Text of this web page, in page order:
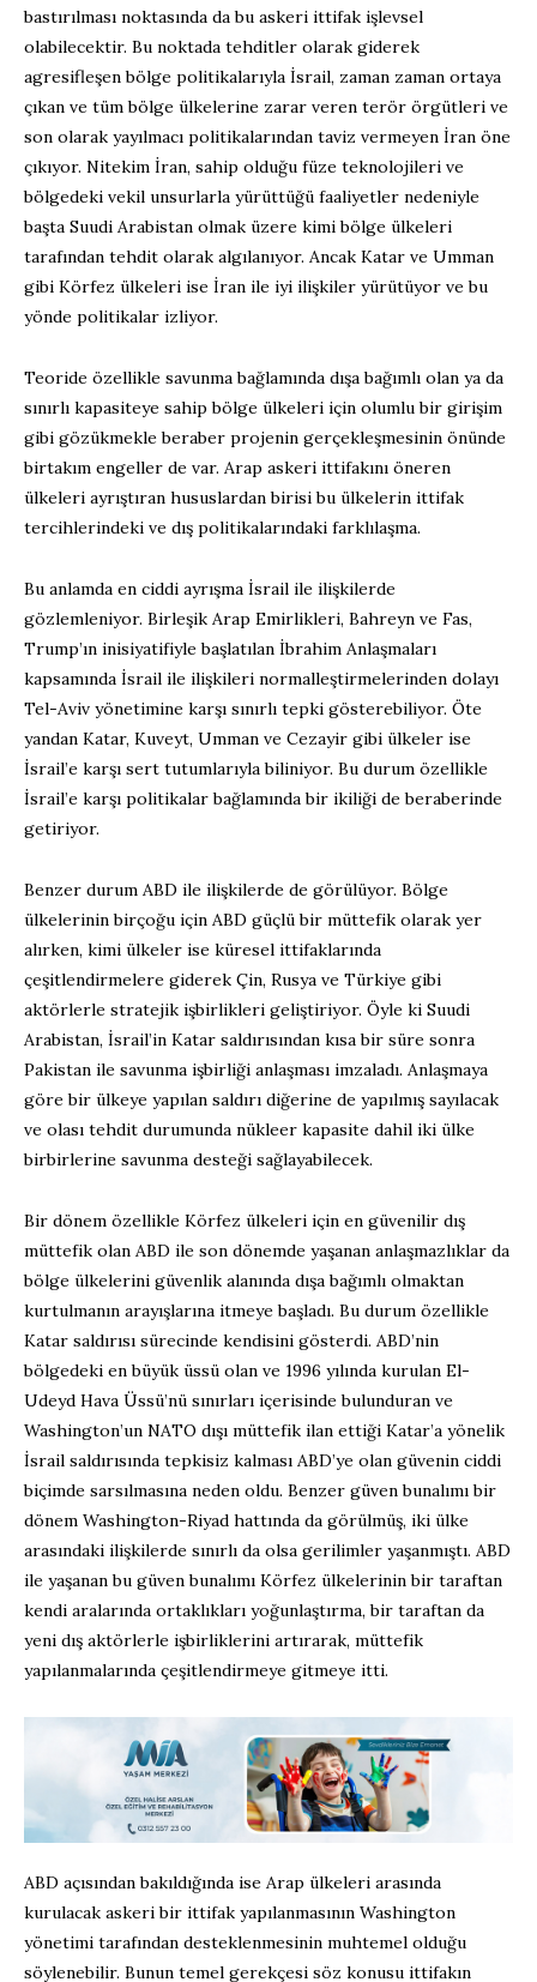
bastırılması noktasında da bu askeri ittifak işlevsel
olabilecektir. Bu noktada tehditler olarak giderek
agresifleşen bölge politikalarıyla İsrail, zaman zaman ortaya
çıkan ve tüm bölge ülkelerine zarar veren terör örgütleri ve
son olarak yayılmacı politikalarından taviz vermeyen İran öne
çıkıyor. Nitekim İran, sahip olduğu füze teknolojileri ve
bölgedeki vekil unsurlarla yürüttüğü faaliyetler nedeniyle
başta Suudi Arabistan olmak üzere kimi bölge ülkeleri
tarafından tehdit olarak algılanıyor. Ancak Katar ve Umman
gibi Körfez ülkeleri ise İran ile iyi ilişkiler yürütüyor ve bu
yönde politikalar izliyor.
Teoride özellikle savunma bağlamında dışa bağımlı olan ya da
sınırlı kapasiteye sahip bölge ülkeleri için olumlu bir girişim
gibi gözükmekle beraber projenin gerçekleşmesinin önünde
birtakım engeller de var. Arap askeri ittifakını öneren
ülkeleri ayrıştıran hususlardan birisi bu ülkelerin ittifak
tercihlerindeki ve dış politikalarındaki farklılaşma.
Bu anlamda en ciddi ayrışma İsrail ile ilişkilerde
gözlemleniyor. Birleşik Arap Emirlikleri, Bahreyn ve Fas,
Trump’ın inisiyatifiyle başlatılan İbrahim Anlaşmaları
kapsamında İsrail ile ilişkileri normalleştirmelerinden dolayı
Tel-Aviv yönetimine karşı sınırlı tepki gösterebiliyor. Öte
yandan Katar, Kuveyt, Umman ve Cezayir gibi ülkeler ise
İsrail’e karşı sert tutumlarıyla biliniyor. Bu durum özellikle
İsrail’e karşı politikalar bağlamında bir ikiliği de beraberinde
getiriyor.
Benzer durum ABD ile ilişkilerde de görülüyor. Bölge
ülkelerinin birçoğu için ABD güçlü bir müttefik olarak yer
alırken, kimi ülkeler ise küresel ittifaklarında
çeşitlendirmelere giderek Çin, Rusya ve Türkiye gibi
aktörlerle stratejik işbirlikleri geliştiriyor. Öyle ki Suudi
Arabistan, İsrail’in Katar saldırısından kısa bir süre sonra
Pakistan ile savunma işbirliği anlaşması imzaladı. Anlaşmaya
göre bir ülkeye yapılan saldırı diğerine de yapılmış sayılacak
ve olası tehdit durumunda nükleer kapasite dahil iki ülke
birbirlerine savunma desteği sağlayabilecek.
Bir dönem özellikle Körfez ülkeleri için en güvenilir dış
müttefik olan ABD ile son dönemde yaşanan anlaşmazlıklar da
bölge ülkelerini güvenlik alanında dışa bağımlı olmaktan
kurtulmanın arayışlarına itmeye başladı. Bu durum özellikle
Katar saldırısı sürecinde kendisini gösterdi. ABD’nin
bölgedeki en büyük üssü olan ve 1996 yılında kurulan El-
Udeyd Hava Üssü’nü sınırları içerisinde bulunduran ve
Washington’un NATO dışı müttefik ilan ettiği Katar’a yönelik
İsrail saldırısında tepkisiz kalması ABD’ye olan güvenin ciddi
biçimde sarsılmasına neden oldu. Benzer güven bunalımı bir
dönem Washington-Riyad hattında da görülmüş, iki ülke
arasındaki ilişkilerde sınırlı da olsa gerilimler yaşanmıştı. ABD
ile yaşanan bu güven bunalımı Körfez ülkelerinin bir taraftan
kendi aralarında ortaklıkları yoğunlaştırma, bir taraftan da
yeni dış aktörlerle işbirliklerini artırarak, müttefik
yapılanmalarında çeşitlendirmeye gitmeye itti.
ABD açısından bakıldığında ise Arap ülkeleri arasında
kurulacak askeri bir ittifak yapılanmasının Washington
yönetimi tarafından desteklenmesinin muhtemel olduğu
söylenebilir. Bunun temel gerekçesi söz konusu ittifakın